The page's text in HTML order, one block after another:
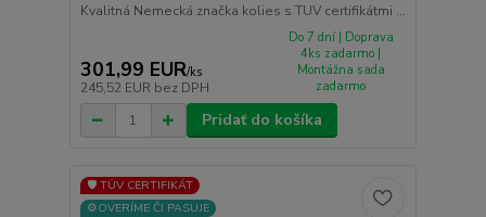
Kvalitná Nemecká značka kolies s TUV certifikátmi ...
301,99 EUR/ks
245,52 EUR bez DPH
Do 7 dní | Doprava
4ks zadarmo |
Montážna sada
zadarmo
Pridať do košíka
🛡️ TÜV CERTIFIKÁT
⚙️OVERÍME ČI PASUJE